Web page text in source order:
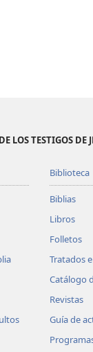
LOS TESTIGOS DE
Biblioteca
Biblias
Libros
Folletos
Tratados
Catálogo
Revistas
Guía de